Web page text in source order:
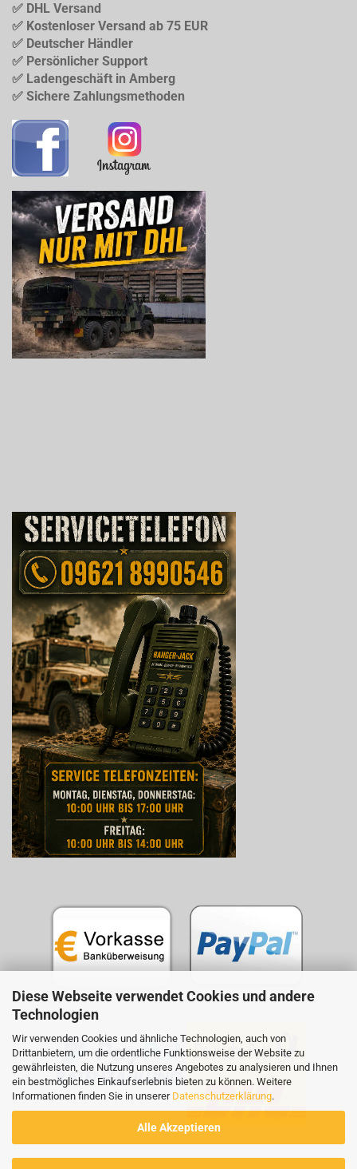
Diese Webseite verwendet Cookies und andere
Technologien
Wir verwenden Cookies und ähnliche Technologien, auch von
Drittanbietern, um die ordentliche Funktionsweise der Website zu
gewährleisten, die Nutzung unseres Angebotes zu analysieren und Ihnen
ein bestmögliches Einkaufserlebnis bieten zu können. Weitere
Informationen finden Sie in unserer Datenschutzerklärung.
Alle Akzeptieren
✅ DHL Versand
✅ Kostenloser Versand ab 75 EUR
✅ Deutscher Händler
✅ Persönlicher Support
✅ Ladengeschäft in Amberg
✅ Sichere Zahlungsmethoden